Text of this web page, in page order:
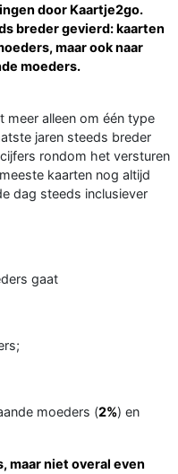
door Kaartje2go.
breder gevierd: kaarten
maar ook naar
moeders.
alleen om één type
jaren steeds breder
rondom het versturen
kaarten nog altijd
dag steeds inclusiever
gaat
moeders (2%) en
maar niet overal even